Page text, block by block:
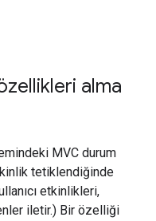
alma
MVC durum
tetiklendiğinde
etkinlikleri,
iletir.) Bir özelliği